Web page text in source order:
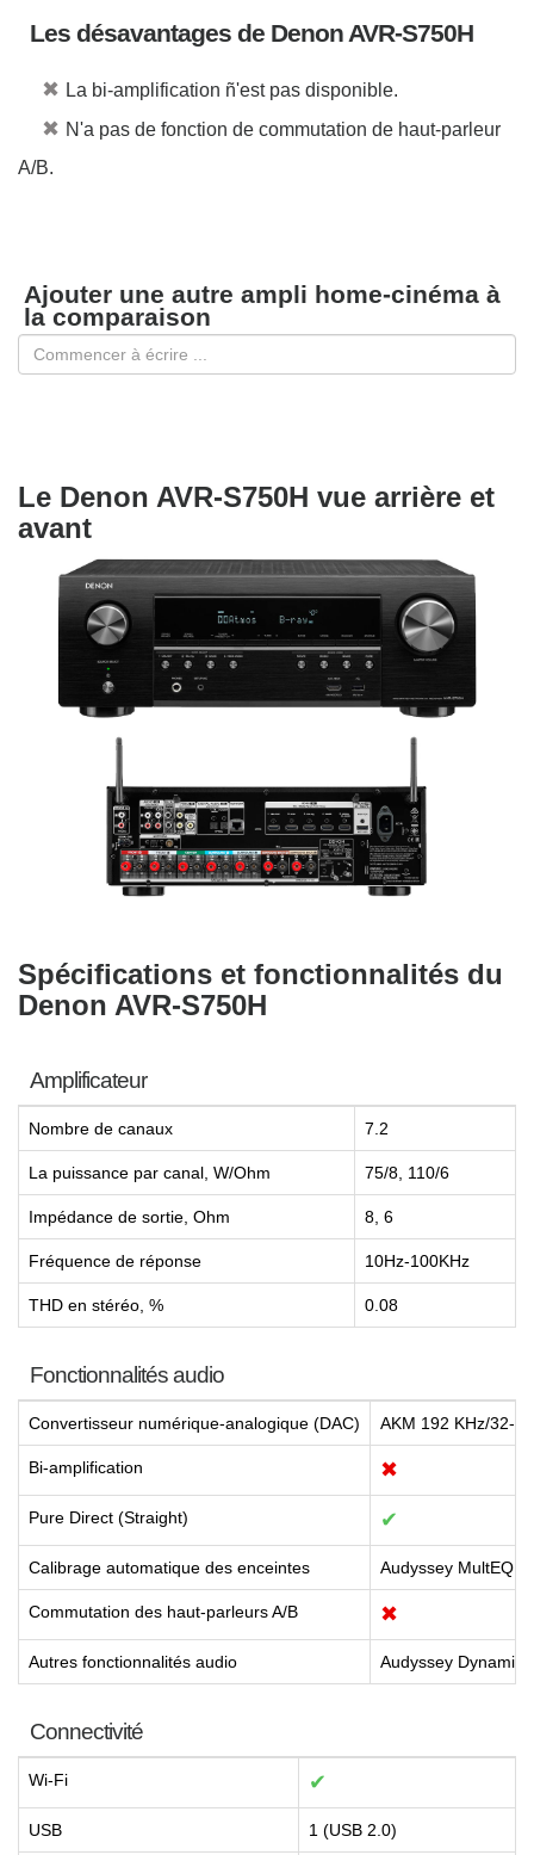
Les désavantages de Denon AVR-S750H
✖ La bi-amplification ñ'est pas disponible.
✖ N'a pas de fonction de commutation de haut-parleur
A/B.
Ajouter une autre ampli home-cinéma à
la comparaison
Le Denon AVR-S750H vue arrière et
avant
Spécifications et fonctionnalités du
Denon AVR-S750H
Amplificateur
Nombre de canaux 7.2
La puissance par canal, W/Ohm 75/8, 110/6
Impédance de sortie, Ohm 8, 6
Fréquence de réponse 10Hz-100KHz
THD en stéréo, % 0.08
Fonctionnalités audio
Convertisseur numérique-analogique (DAC) AKM 192 KHz/32-bit
Bi-amplification ✖
Pure Direct (Straight) ✔
Calibrage automatique des enceintes Audyssey MultEQ
Commutation des haut-parleurs A/B ✖
Autres fonctionnalités audio Audyssey Dynamic
Connectivité
Wi-Fi ✔
USB 1 (USB 2.0)